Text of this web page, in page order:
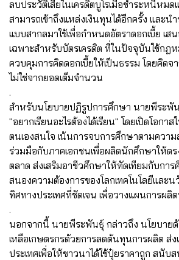
ลบประวัติเสียในเครดิตบูโรเมื่อชำระหนี้หม
สามารถเข้าถึงแหล่งเงินทุนได้อีกครั้ง และน
แบบสากลมาใช้เพื่อกำหนดอัตราดอกเบี้ย เ
เฉพาะสำหรับบัตรเครดิต ที่ในปัจจุบันใช้กฎห
ควบคุมการคิดดอกเบี้ยให้เป็นธรรม โดยคิดจ
ไม่ใช่จากยอดเต็มจำนวน
.
สำหรับนโยบายปฏิรูปการศึกษา นายพีระพั
"อยากเรียนอะไรต้องได้เรียน" โดยเปิดโอกา
ตนเองสนใจ เน้นการจบการศึกษาตามควา
ร่วมมือกับภาคเอกชนเพื่อผลิตนักศึกษาให้ต
ตลาด ส่งเสริมอาชีวศึกษาให้ทัดเทียมกับกา
สนองความต้องการของโลกเทคโนโลยีและ
ทิศทางประเทศที่ชัดเจน เพื่อวางแผนการผลิ
.
นอกจากนี้ นายพีระพันธุ์ กล่าวถึง นโยบาย
เหลือเกษตรกรด้วยการลดต้นทุนการผลิต ส่ง
ประเทศเพื่อให้ชาวนาได้ใช้ปุ๋ยราคาถูก สนั